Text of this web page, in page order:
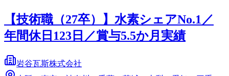
【技術職（27卒）】水素シェアNo.1／
年間休日123日／賞与5.5か月実績
岩谷瓦斯株式会社